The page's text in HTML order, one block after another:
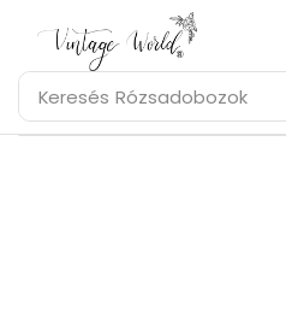
Keresés Rózsadobozok